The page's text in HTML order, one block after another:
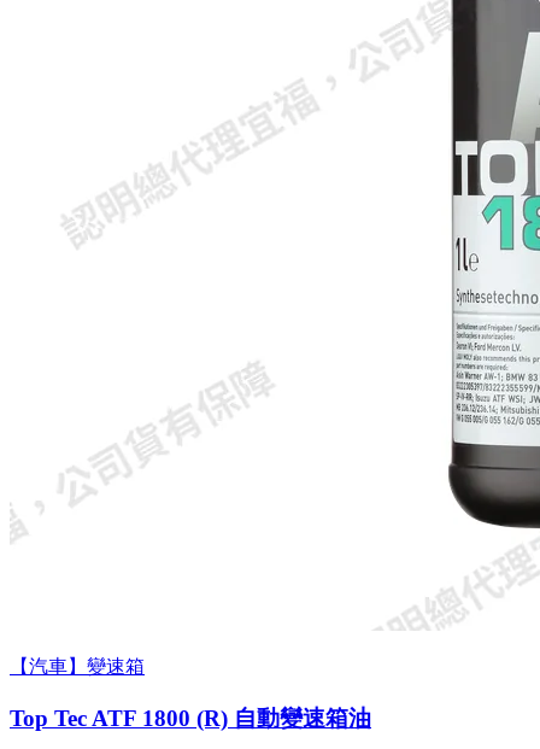
【汽車】變速箱
Top Tec ATF 1800 (R) 自動變速箱油